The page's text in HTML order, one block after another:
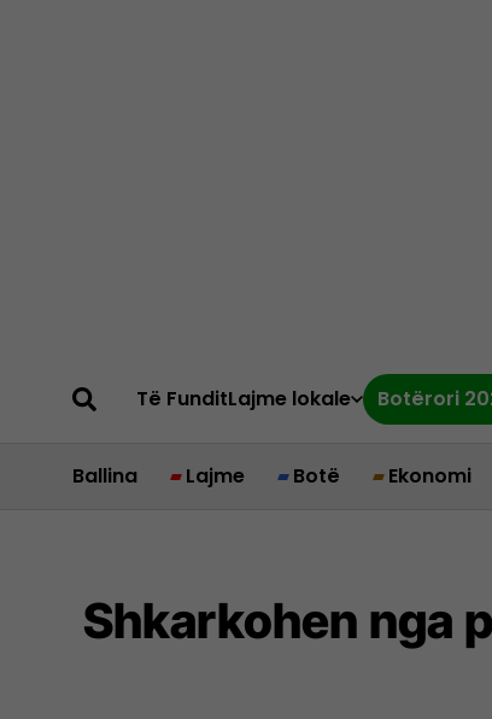
Të FunditLajme lokale Botërori
Ballina Lajme Botë Ekonomi
Shkarkohen nga